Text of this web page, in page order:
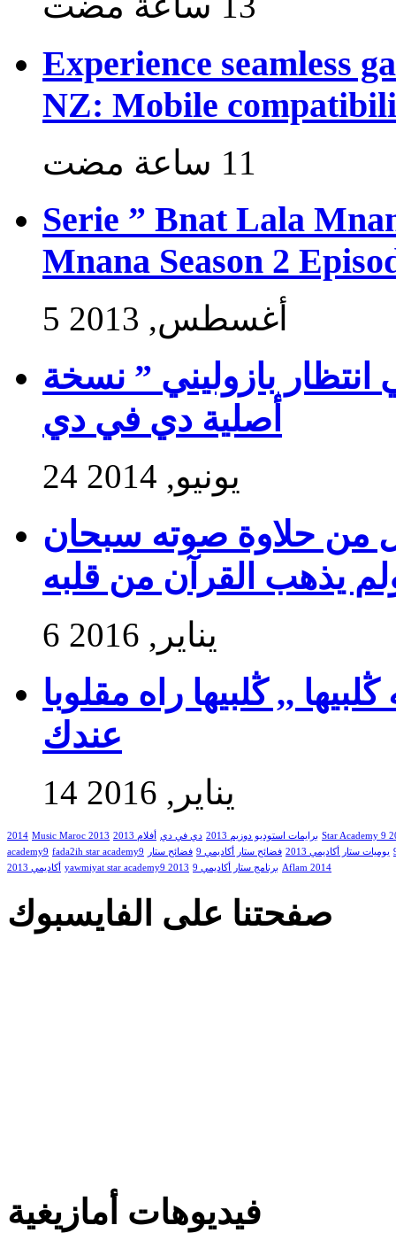
Experience seamless
NZ: Mobile
Serie ” Bnat Lala
Mnana Season 2
5 أغسطس, 2013
بازوليني ” نسخة
أصلية دي في دي
24 يونيو, 2014
من حلاوة صوته سبحان
يذهب القرآن من قلبه
6 يناير, 2016
,, ڭلبيها راه مقلوبا
عندك
14 يناير, 2016
2014 Music Maroc 2013 برايمات استوديو دوزيم 2013 دي في دي أفلام 2013
Star Academy 9
academy9 fada2ih star academy9 يوميات ستار أكاديمي 2013 فضائح ستار أكاديمي 9
فضائح ستار
أكاديمي 2013 yawmiyat star academy9 2013 برنامج ستار أكاديمي 9 Aflam 2014
صفحتنا على الفايسبوك
فيديوهات أمازيغية